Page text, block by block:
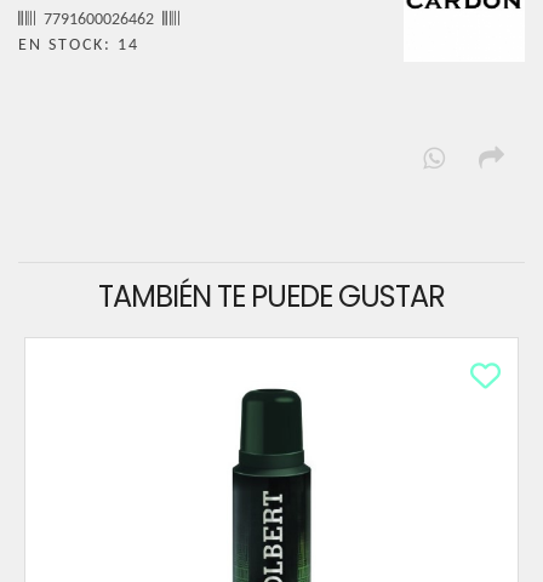
7791600026462
EN STOCK: 14
TAMBIÉN TE PUEDE GUSTAR